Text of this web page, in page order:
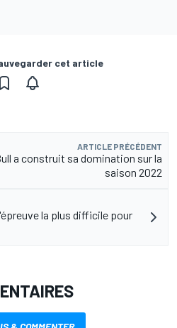
cet article
ARTICLE PRÉCÉDENT
a construit sa domination sur la
saison 2022
la plus difficile pour